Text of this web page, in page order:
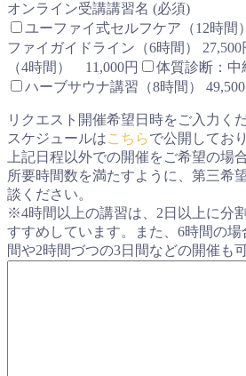
オンライン受講講習名 (必須)
ユーファイ式セルフケア（12時間
ファイガイドライン（6時間） 27,500
（4時間） 11,000円
体質診断：中
ハーブサウナ講習（8時間） 49,500
リクエスト開催希望日時をご入力くだ
スケジュールはこちらで公開してお
上記日程以外での開催をご希望の場
所要時間数を満たすように、第三希
談ください。
※4時間以上の講習は、2日以上に分
すすめしています。また、6時間の場
間や2時間づつの3日間などの開催も